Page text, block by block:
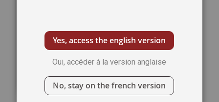
Yes, access the english version
Oui, accéder à la version anglaise
No, stay on the french version